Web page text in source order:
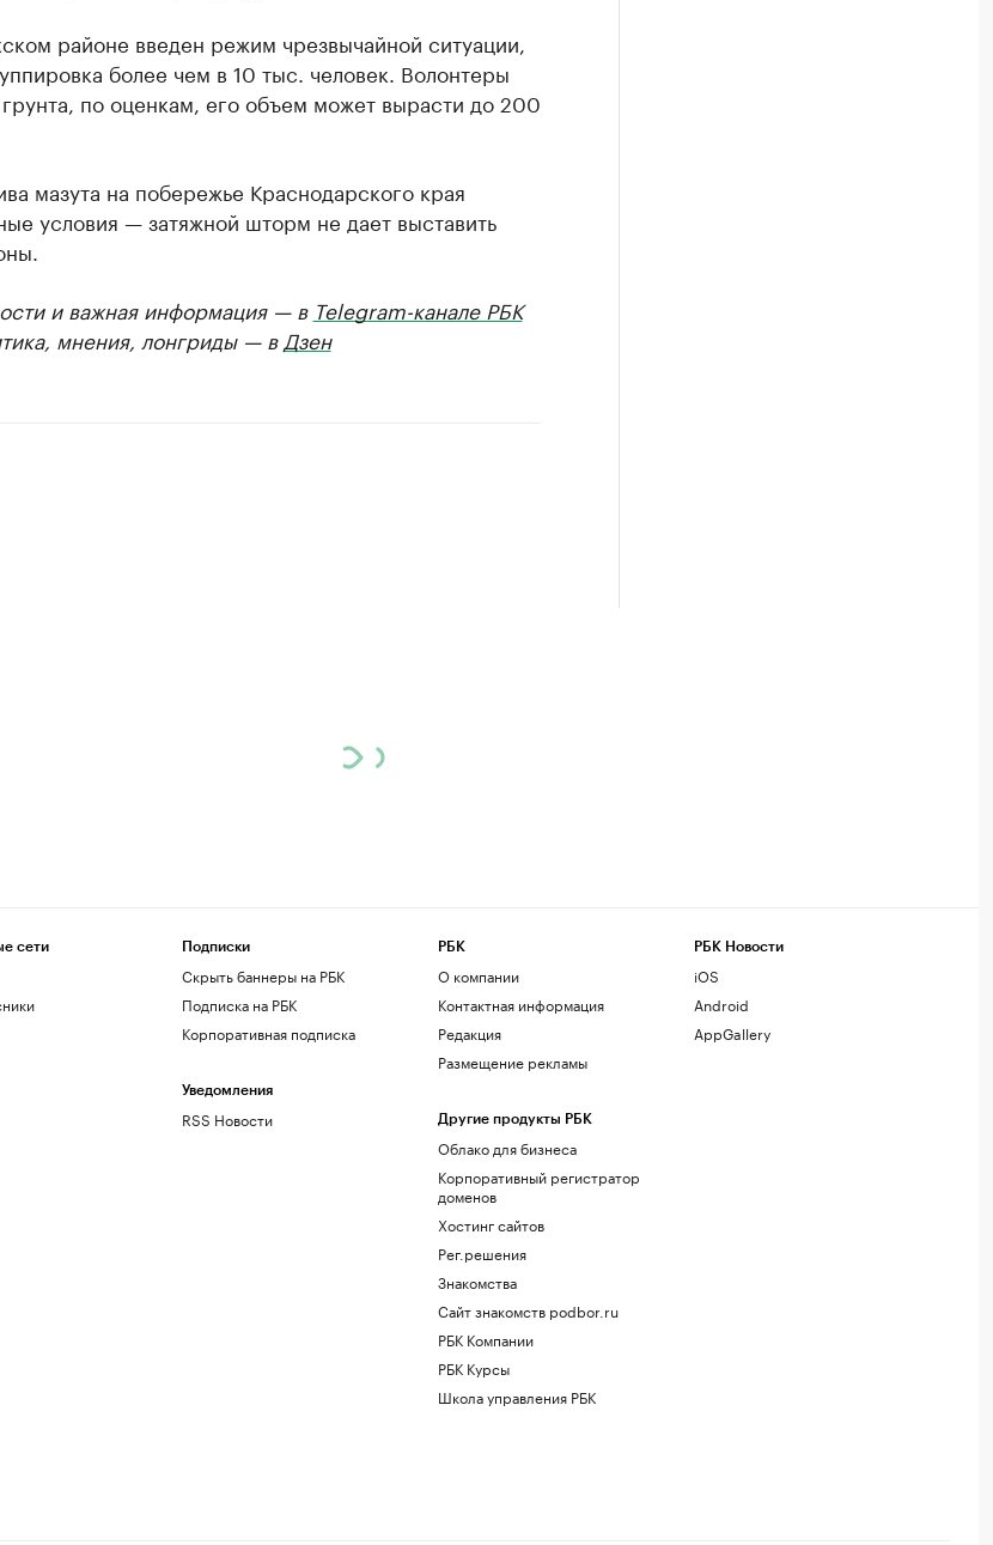
районе введен режим чрезвычайной ситуации,
более чем в 10 тыс. человек. Волонтеры
по оценкам, его объем может вырасти до 200
мазута на побережье Краснодарского края
условия — затяжной шторм не дает выставить
и важная информация — в Telegram-канале РБК
мнения, лонгриды — в Дзен
сети Подписки
Скрыть баннеры на РБК
Подписка на РБК
Корпоративная подписка
Уведомления
RSS Новости
РБК
О компании
Контактная информация
Редакция
Размещение рекламы
Другие продукты РБК
Облако для бизнеса
Корпоративный регистратор
доменов
Хостинг сайтов
Рег.решения
Знакомства
Сайт знакомств podbor.ru
РБК Компании
РБК Курсы
Школа управления РБК
РБК Новости
iOS
Android
AppGallery